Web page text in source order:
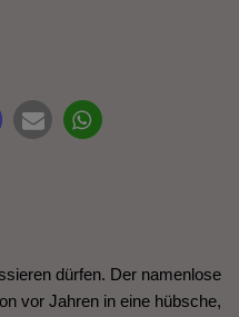
dürfen. Der namenlose
vor Jahren in eine hübsche,